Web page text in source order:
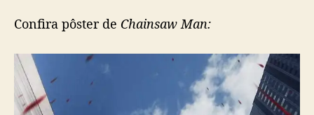
v
o
p
ô
Confira pôster de Chainsaw Man: